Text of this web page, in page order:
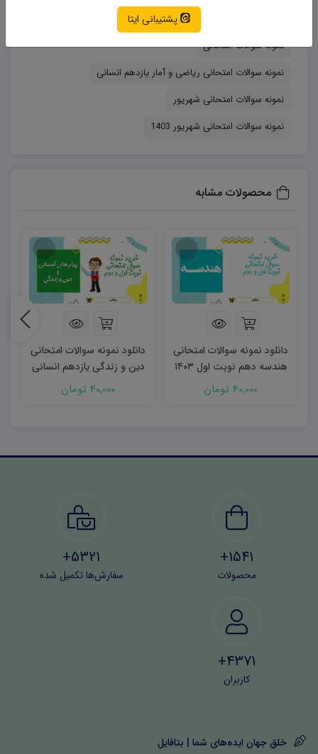
می رسد. (در صورتی که تمایل دارید بالاتر از ۵ خرید
انجام دهید می توانید از طریق تماس با پشتیبانی بسته
خریداری نمایید.)
سوالات امتحانی ریاضی و آمار یازدهم انسانی شهریور
نمونه سوالات امتحانی
نمونه سوالات امتحانی ریاضی و آمار یازدهم انسانی
نمونه سوالات امتحانی شهریور
نمونه سوالات امتحانی شهریور 1403
محصولات مشابه
دانلود نمونه سوالات امتحانی
هندسه دهم نوبت اول ۱۴۰۳
word40,000 تومان
دانلود نمونه سوالات امتحانی
دین و زندگی یازدهم انسانی
40,000 تومان
1541+
محصولات
5321+
سفارش‌ها تکمیل شده
4371+
کاربران
خلق جهان ایده‌های شما | بتافایل
پشتیبانی ایتا